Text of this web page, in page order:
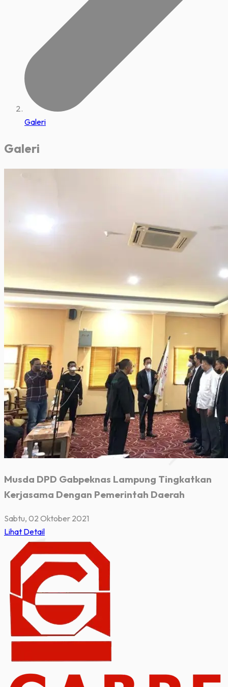
Galeri
Galeri
Musda DPD Gabpeknas Lampung Tingkatkan
Kerjasama Dengan Pemerintah Daerah
Sabtu, 02 Oktober 2021
Lihat Detail